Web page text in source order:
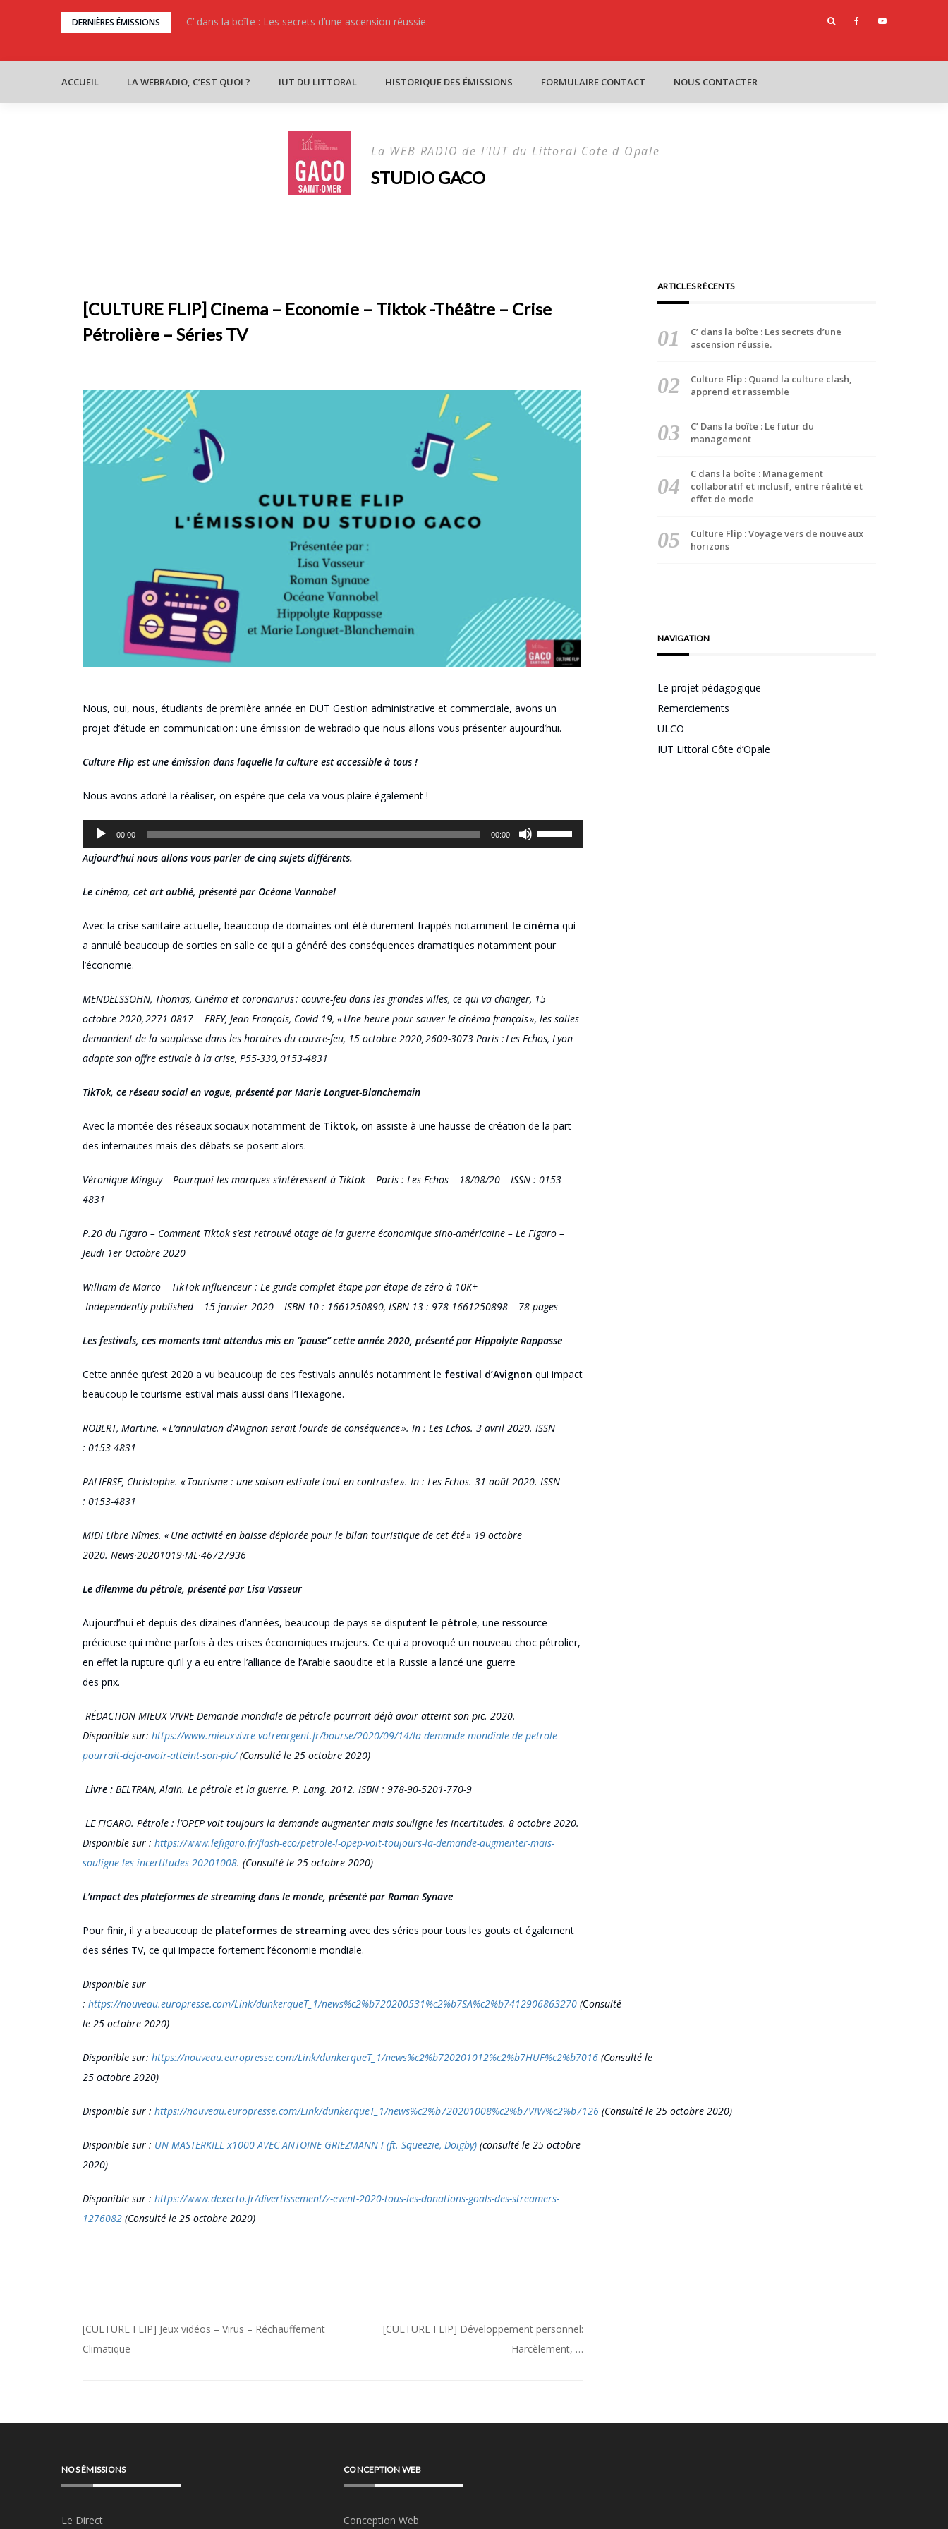
DERNIÈRES ÉMISSIONS C’ dans la boîte : Les secrets d’une ascension réussie.
Culture Flip : Quand la culture clash, apprend et rassemble
ACCUEIL LA WEBRADIO, C’EST QUOI ? IUT DU LITTORAL HISTORIQUE DES ÉMISSIONS FORMULAIRE CONTACT NOUS CONTACTER
La WEB RADIO de l'IUT du Littoral Cote d Opale
STUDIO GACO
[CULTURE FLIP] Cinema – Economie – Tiktok -Théâtre – Crise
Pétrolière – Séries TV
Nous, oui, nous, étudiants de première année en DUT Gestion administrative et commerciale, avons un
projet d’étude en communication : une émission de webradio que nous allons vous présenter aujourd’hui.
Culture Flip est une émission dans laquelle la culture est accessible à tous !
Nous avons adoré la réaliser, on espère que cela va vous plaire également !
Lecteur
audio
00:00 00:00
Utilisez
les
augmenter
ou
Aujourd’hui nous allons vous parler de cinq sujets différents.
Le cinéma, cet art oublié, présenté par Océane Vannobel
Avec la crise sanitaire actuelle, beaucoup de domaines ont été durement frappés notamment le cinéma qui
a annulé beaucoup de sorties en salle ce qui a généré des conséquences dramatiques notamment pour
l’économie.
MENDELSSOHN, Thomas, Cinéma et coronavirus : couvre-feu dans les grandes villes, ce qui va changer, 15
octobre 2020, 2271-0817 FREY, Jean-François, Covid-19, «Une heure pour sauver le cinéma français », les salles
demandent de la souplesse dans les horaires du couvre-feu, 15 octobre 2020, 2609-3073 Paris :Les Echos, Lyon
adapte son offre estivale à la crise, P55-330, 0153-4831
TikTok, ce réseau social en vogue, présenté par Marie Longuet-Blanchemain
Avec la montée des réseaux sociaux notamment de Tiktok, on assiste à une hausse de création de la part
des internautes mais des débats se posent alors.
Véronique Minguy– Pourquoi les marques s’intéressent à Tiktok – Paris : Les Echos – 18/08/20 – ISSN : 0153-
4831
P.20 du Figaro – Comment Tiktok s’est retrouvé otage de la guerre économique sino-américaine – Le Figaro –
Jeudi 1er Octobre 2020
William de Marco – TikTok influenceur : Le guide complet étape par étape de zéro à 10K+ –
Independently published– 15 janvier 2020 – ISBN-10 : 1661250890, ISBN-13 : 978-1661250898 – 78 pages
Les festivals, ces moments tant attendus mis en “pause”cette année 2020, présenté par Hippolyte Rappasse
Cette année qu’est 2020 a vu beaucoup de ces festivals annulés notamment le festival d’Avignon qui impact
beaucoup le tourisme estival mais aussi dans l’Hexagone.
ROBERT, Martine. « L’annulation d’Avignon serait lourde de conséquence ». In : Les Echos. 3 avril 2020. ISSN
: 0153-4831
PALIERSE, Christophe. « Tourisme : une saison estivale tout en contraste ». In : Les Echos. 31 août 2020. ISSN
: 0153-4831
MIDI Libre Nîmes. « Une activité en baisse déplorée pour le bilan touristique de cet été » 19 octobre
2020. News·20201019·ML·46727936
Le dilemme du pétrole, présenté par Lisa Vasseur
Aujourd’hui et depuis des dizaines d’années, beaucoup de pays se disputent le pétrole, une ressource
précieuse qui mène parfois à des crises économiques majeurs. Ce qui a provoqué un nouveau choc pétrolier,
en effet la rupture qu’il y a eu entre l’alliance de l’Arabie saoudite et la Russie a lancé une guerre
des prix.
RÉDACTION MIEUX VIVRE Demande mondiale de pétrole pourrait déjà avoir atteint son pic. 2020.
Disponible sur: https://www.mieuxvivre-votreargent.fr/bourse/2020/09/14/la-demande-mondiale-de-petrole-
pourrait-deja-avoir-atteint-son-pic/(Consulté le 25 octobre 2020)
Livre : BELTRAN, Alain. Le pétrole et la guerre. P. Lang. 2012. ISBN : 978-90-5201-770-9
LE FIGARO. Pétrole : l’OPEP voit toujours la demande augmenter mais souligne les incertitudes. 8 octobre 2020.
Disponible sur : https://www.lefigaro.fr/flash-eco/petrole-l-opep-voit-toujours-la-demande-augmenter-mais-
souligne-les-incertitudes-20201008. (Consulté le 25 octobre 2020)
L’impact des plateformes de streaming dans le monde, présenté par Roman Synave
Pour finir, il y a beaucoup de plateformes de streaming avec des séries pour tous les gouts et également
des séries TV, ce qui impacte fortement l’économie mondiale.
Disponible sur
: https://nouveau.europresse.com/Link/dunkerqueT_1/news%c2%b720200531%c2%b7SA%c2%b7412906863270 (Consulté
le 25 octobre 2020)
Disponible sur: https://nouveau.europresse.com/Link/dunkerqueT_1/news%c2%b720201012%c2%b7HUF%c2%b7016 (Consulté le
25 octobre 2020)
Disponible sur : https://nouveau.europresse.com/Link/dunkerqueT_1/news%c2%b720201008%c2%b7VIW%c2%b7126 (Consulté le 25 octobre 2020)
Disponible sur : UN MASTERKILL x1000 AVEC ANTOINE GRIEZMANN ! (ft. Squeezie, Doigby) (consulté le 25 octobre
2020)
Disponible sur : https://www.dexerto.fr/divertissement/z-event-2020-tous-les-donations-goals-des-streamers-
1276082 (Consulté le 25 octobre 2020)
Navigation
de
[CULTURE FLIP] Jeux vidéos – Virus – Réchauffement
Climatique
[CULTURE FLIP] Développement personnel:
Harcèlement, …
ARTICLES RÉCENTS
C’ dans la boîte : Les secrets d’une
ascension réussie.
Culture Flip : Quand la culture clash,
apprend et rassemble
C’ Dans la boîte : Le futur du
management
C dans la boîte : Management
collaboratif et inclusif, entre réalité et
effet de mode
Culture Flip : Voyage vers de nouveaux
horizons
NAVIGATION
Le projet pédagogique
Remerciements
ULCO
IUT Littoral Côte d’Opale
NOS ÉMISSIONS
Le Direct
CONCEPTION WEB
Conception Web